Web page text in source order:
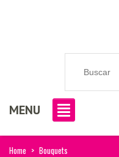
MENU
Home > Bouquets